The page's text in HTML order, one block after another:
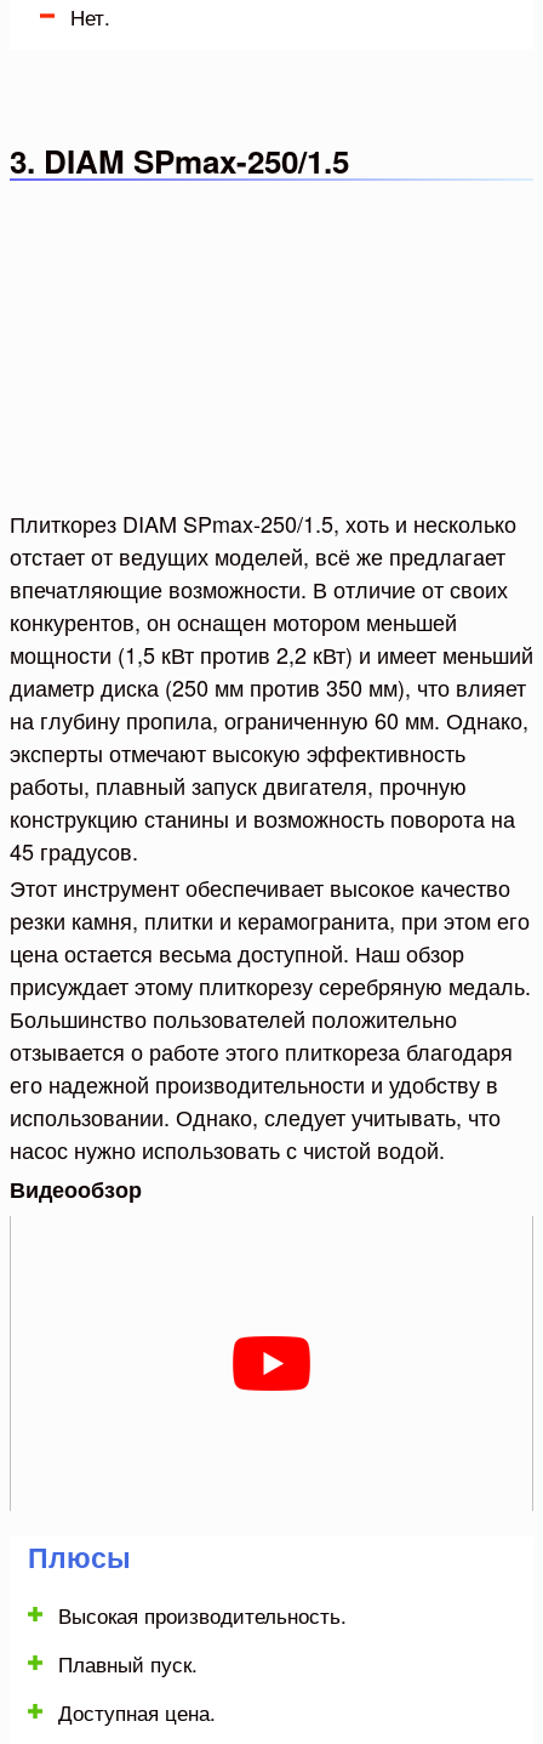
Нет.
3. DIAM SPmax-250/1.5
Плиткорез DIAM SPmax-250/1.5, хоть и несколько
отстает от ведущих моделей, всё же предлагает
впечатляющие возможности. В отличие от своих
конкурентов, он оснащен мотором меньшей
мощности (1,5 кВт против 2,2 кВт) и имеет меньший
диаметр диска (250 мм против 350 мм), что влияет
на глубину пропила, ограниченную 60 мм. Однако,
эксперты отмечают высокую эффективность
работы, плавный запуск двигателя, прочную
конструкцию станины и возможность поворота на
45 градусов.
Этот инструмент обеспечивает высокое качество
резки камня, плитки и керамогранита, при этом его
цена остается весьма доступной. Наш обзор
присуждает этому плиткорезу серебряную медаль.
Большинство пользователей положительно
отзывается о работе этого плиткореза благодаря
его надежной производительности и удобству в
использовании. Однако, следует учитывать, что
насос нужно использовать с чистой водой.
Видеообзор
Плюсы
Высокая производительность.
Плавный пуск.
Доступная цена.